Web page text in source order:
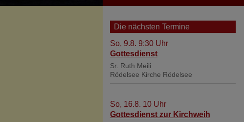
Die nächsten Termine
So, 9.8. 9:30 Uhr
Gottesdienst
Sr. Ruth Meili
Rödelsee Kirche Rödelsee
So, 16.8. 10 Uhr
Gottesdienst zur Kirchweih